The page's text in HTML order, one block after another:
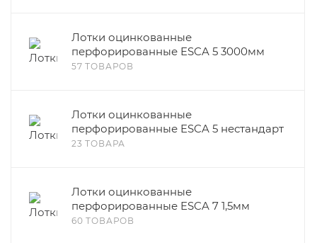
Лотки оцинкованные
перфорированные ESCA 5 3000мм
57 ТОВАРОВ
Лотки оцинкованные
перфорированные ESCA 5 нестандарт
23 ТОВАРА
Лотки оцинкованные
перфорированные ESCA 7 1,5мм
60 ТОВАРОВ